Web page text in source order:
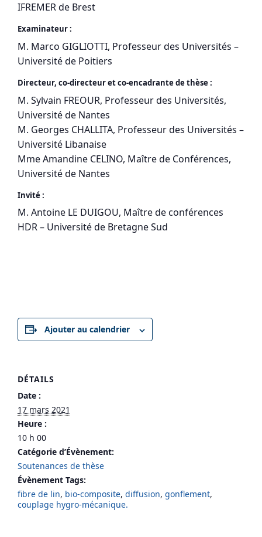
IFREMER de Brest
Examinateur :
M. Marco GIGLIOTTI, Professeur des Universités –
Université de Poitiers
Directeur, co-directeur et co-encadrante de thèse :
M. Sylvain FREOUR, Professeur des Universités,
Université de Nantes
M. Georges CHALLITA, Professeur des Universités –
Université Libanaise
Mme Amandine CELINO, Maître de Conférences,
Université de Nantes
Invité :
M. Antoine LE DUIGOU, Maître de conférences
HDR – Université de Bretagne Sud
Ajouter au calendrier
DÉTAILS
Date :
17 mars 2021
Heure :
10 h 00
Catégorie d’Évènement:
Soutenances de thèse
Évènement Tags:
fibre de lin, bio-composite, diffusion, gonflement,
couplage hygro-mécanique.